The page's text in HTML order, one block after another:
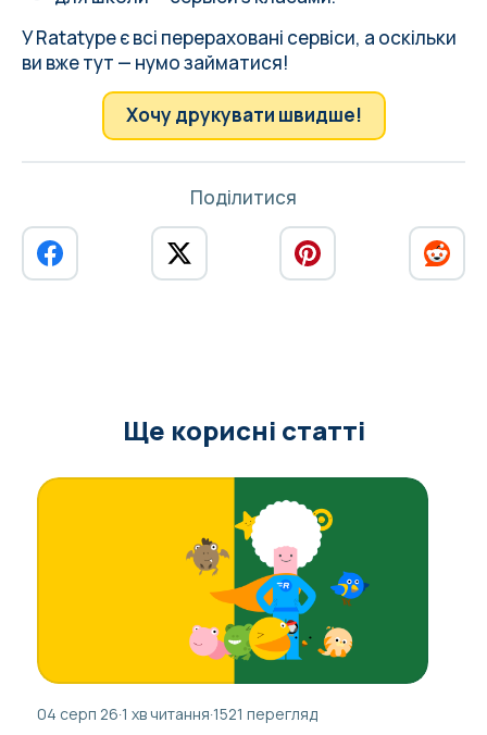
У Ratatype є всі перераховані сервіси, а оскільки
ви вже тут — нумо займатися!
Хочу друкувати швидше!
Поділитися
Ще корисні статті
04 серп 26·1 хв читання·1521 перегляд